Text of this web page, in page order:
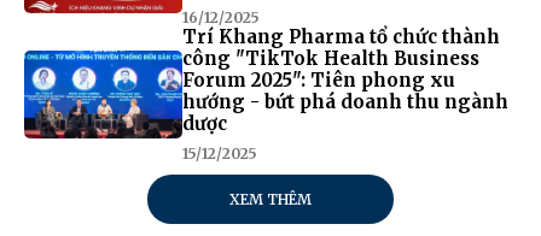
16/12/2025
Trí Khang Pharma tổ chức thành
công "TikTok Health Business
Forum 2025": Tiên phong xu
hướng - bứt phá doanh thu ngành
dược
15/12/2025
XEM THÊM